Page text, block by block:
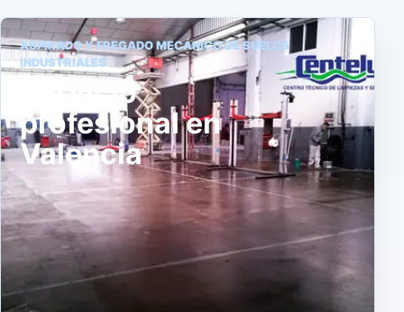
ASPIRADO Y FREGADO MECÁNICO DE SUELOS
INDUSTRIALES
Servicio
profesional en
Valencia